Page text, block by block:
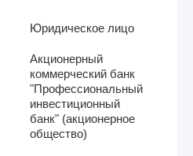
Юридическое лицо
Акционерный
коммерческий банк
"Профессиональный
инвестиционный
банк" (акционерное
общество)